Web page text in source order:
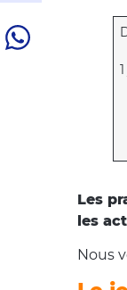
Les
les
Nous